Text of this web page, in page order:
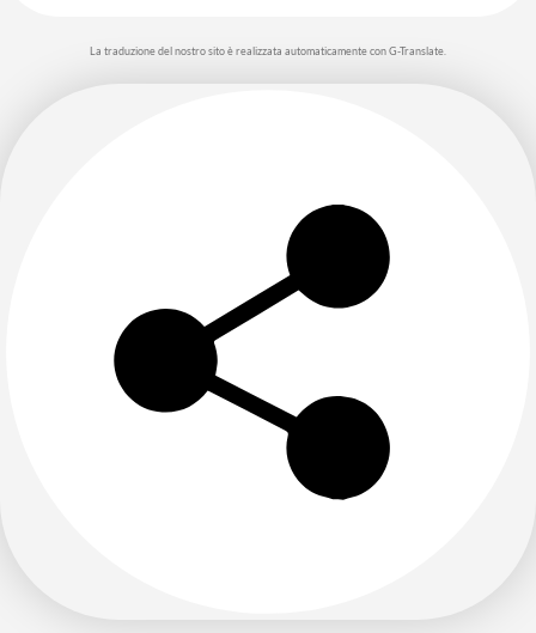
La traduzione del nostro sito è realizzata automaticamente con G-Translate.